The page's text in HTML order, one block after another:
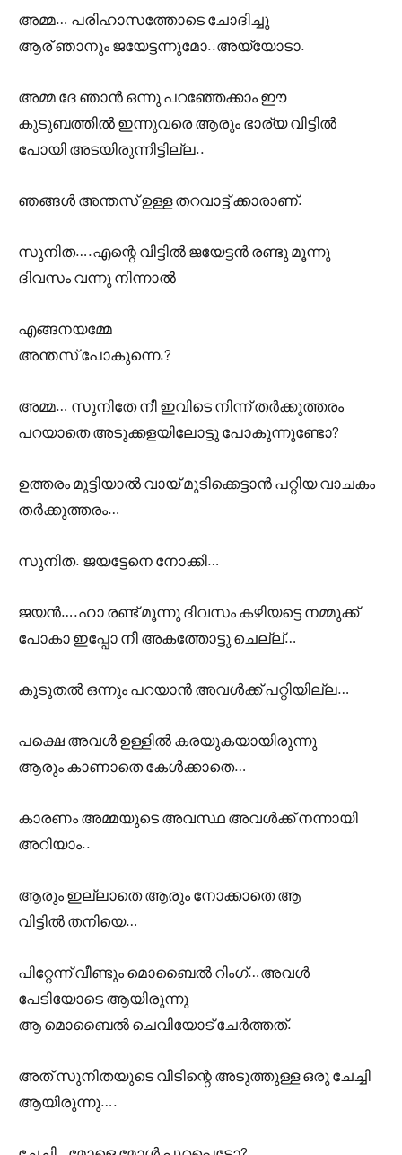
അമ്മ… പരിഹാസത്തോടെ ചോദിച്ചു
ആര് ഞാനും ജയേട്ടന്നുമോ..അയ്യോടാ.
അമ്മ ദേ ഞാൻ ഒന്നു പറഞ്ഞേക്കാം ഈ
കുടുബത്തിൽ ഇന്നുവരെ ആരും ഭാര്യ വിട്ടിൽ
പോയി അടയിരുന്നിട്ടില്ല..
ഞങ്ങൾ അന്തസ് ഉള്ള തറവാട്ട് ക്കാരാണ്.
സുനിത….എന്റെ വിട്ടിൽ ജയേട്ടൻ രണ്ടു മൂന്നു
ദിവസം വന്നു നിന്നാൽ
എങ്ങനയമ്മേ
അന്തസ് പോകുന്നെ.?
അമ്മ… സുനിതേ നീ ഇവിടെ നിന്ന് തർക്കുത്തരം
പറയാതെ അടുക്കളയിലോട്ടു പോകുന്നുണ്ടോ?
ഉത്തരം മുട്ടിയാൽ വായ് മുടിക്കെട്ടാൻ പറ്റിയ വാചകം
തർക്കുത്തരം…
സുനിത. ജയട്ടേനെ നോക്കി…
ജയൻ….ഹാ രണ്ട് മൂന്നു ദിവസം കഴിയട്ടെ നമ്മുക്ക്
പോകാ ഇപ്പോ നീ അകത്തോട്ടു ചെല്ല്…
കൂടുതൽ ഒന്നും പറയാൻ അവൾക്ക് പറ്റിയില്ല…
പക്ഷെ അവൾ ഉള്ളിൽ കരയുകയായിരുന്നു
ആരും കാണാതെ കേൾക്കാതെ…
കാരണം അമ്മയുടെ അവസ്ഥ അവൾക്ക് നന്നായി
അറിയാം..
ആരും ഇല്ലാതെ ആരും നോക്കാതെ ആ
വിട്ടിൽ തനിയെ…
പിറ്റേന്ന് വീണ്ടും മൊബൈൽ റിംഗ്…അവൾ
പേടിയോടെ ആയിരുന്നു
ആ മൊബൈൽ ചെവിയോട് ചേർത്തത്.
അത് സുനിതയുടെ വീടിന്റെ അടുത്തുള്ള ഒരു ചേച്ചി
ആയിരുന്നു….